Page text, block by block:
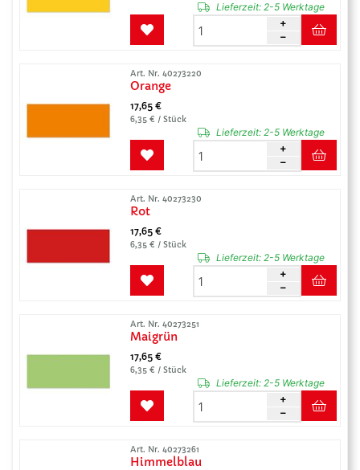
Lieferzeit:2-5 Werktage
Art. Nr. 40273220
Orange
17,65 €
6,35 € / Stück
Lieferzeit:2-5 Werktage
Art. Nr. 40273230
Rot
17,65 €
6,35 € / Stück
Lieferzeit:2-5 Werktage
Art. Nr. 40273251
Maigrün
17,65 €
6,35 € / Stück
Lieferzeit:2-5 Werktage
Art. Nr. 40273261
Himmelblau